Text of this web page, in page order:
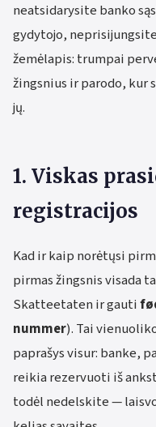
neatsidarysite banko
gydytojo,
žemėlapis: trumpai
žingsnius ir parodo,
jų.
1. Viskas
registracijos
Kad ir kaip norėtųsi
pirmas žingsnis visada
Skatteetaten ir gauti
nummer). Tai
paprašys visur: banke,
reikia rezervuoti iš
todėl nedelskite —